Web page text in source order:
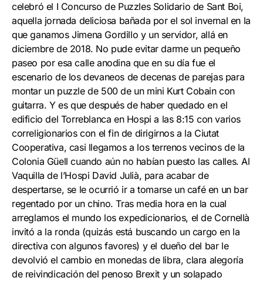
celebró el I Concurso de Puzzles Solidario de Sant Boi,
aquella jornada deliciosa bañada por el sol invernal en la
que ganamos Jimena Gordillo y un servidor, allá en
diciembre de 2018. No pude evitar darme un pequeño
paseo por esa calle anodina que en su día fue el
escenario de los devaneos de decenas de parejas para
montar un puzzle de 500 de un mini Kurt Cobain con
guitarra. Y es que después de haber quedado en el
edificio del Torreblanca en Hospi a las 8:15 con varios
correligionarios con el fin de dirigirnos a la Ciutat
Cooperativa, casi llegamos a los terrenos vecinos de la
Colonia Güell cuando aún no habían puesto las calles. Al
Vaquilla de l’Hospi David Julià, para acabar de
despertarse, se le ocurrió ir a tomarse un café en un bar
regentado por un chino. Tras media hora en la cual
arreglamos el mundo los expedicionarios, el de Cornellà
invitó a la ronda (quizás está buscando un cargo en la
directiva con algunos favores) y el dueño del bar le
devolvió el cambio en monedas de libra, clara alegoría
de reivindicación del penoso Brexit y un solapado